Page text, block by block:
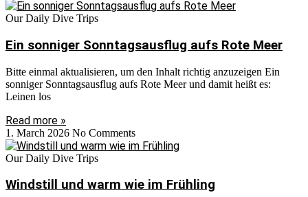
Our Daily Dive Trips
Ein sonniger Sonntagsausflug aufs Rote Meer
Bitte einmal aktualisieren, um den Inhalt richtig anzuzeigen Ein
sonniger Sonntagsausflug aufs Rote Meer und damit heißt es:
Leinen los
Read more »
1. March 2026 No Comments
Our Daily Dive Trips
Windstill und warm wie im Frühling